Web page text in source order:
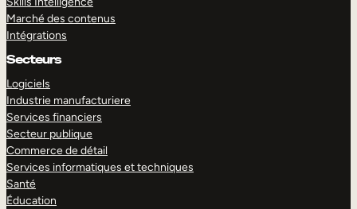
Marché des contenus
Intégrations
Secteurs
Logiciels
Industrie manufacturiere
Services financiers
Secteur publique
Commerce de détail
Services informatiques et techniques
Santé
Éducation